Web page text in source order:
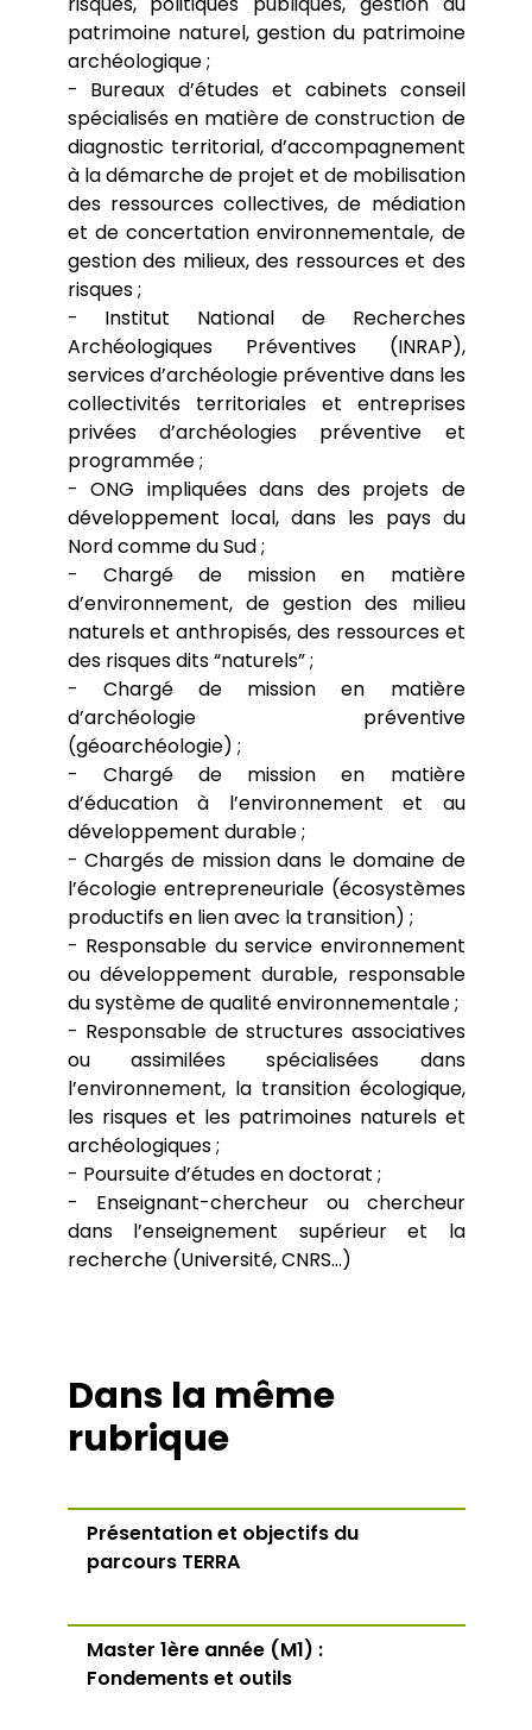
patrimoine naturel, gestion du patrimoine
archéologique ;
- Bureaux d’études et cabinets conseil
spécialisés en matière de construction de
diagnostic territorial, d’accompagnement
à la démarche de projet et de mobilisation
des ressources collectives, de médiation
et de concertation environnementale, de
gestion des milieux, des ressources et des
risques ;
- Institut National de Recherches
Archéologiques Préventives (INRAP),
services d’archéologie préventive dans les
collectivités territoriales et entreprises
privées d’archéologies préventive et
programmée ;
- ONG impliquées dans des projets de
développement local, dans les pays du
Nord comme du Sud ;
- Chargé de mission en matière
d’environnement, de gestion des milieu
naturels et anthropisés, des ressources et
des risques dits “naturels” ;
- Chargé de mission en matière
d’archéologie préventive
(géoarchéologie) ;
- Chargé de mission en matière
d’éducation à l’environnement et au
développement durable ;
- Chargés de mission dans le domaine de
l’écologie entrepreneuriale (écosystèmes
productifs en lien avec la transition) ;
- Responsable du service environnement
ou développement durable, responsable
du système de qualité environnementale ;
- Responsable de structures associatives
ou assimilées spécialisées dans
l’environnement, la transition écologique,
les risques et les patrimoines naturels et
archéologiques ;
- Poursuite d’études en doctorat ;
- Enseignant-chercheur ou chercheur
dans l’enseignement supérieur et la
recherche (Université, CNRS…)
Dans la même
rubrique
Présentation et objectifs du
parcours TERRA
Master 1ère année (M1) :
Fondements et outils